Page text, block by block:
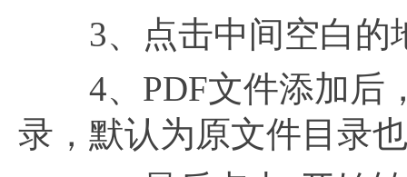
3、点击中间空白的
4、PDF文件添加后
录，默认为原文件目录